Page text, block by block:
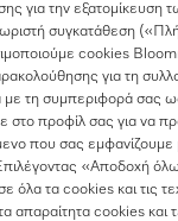
στο Youtube
για την εξατομίκευση
συγκατάθεση
cookies
για τη
με τη συμπεριφορά σας
στο προφίλ σας για να
που σας
«Αποδοχή
όλα τα cookies και τις
απαραίτητα cookies και